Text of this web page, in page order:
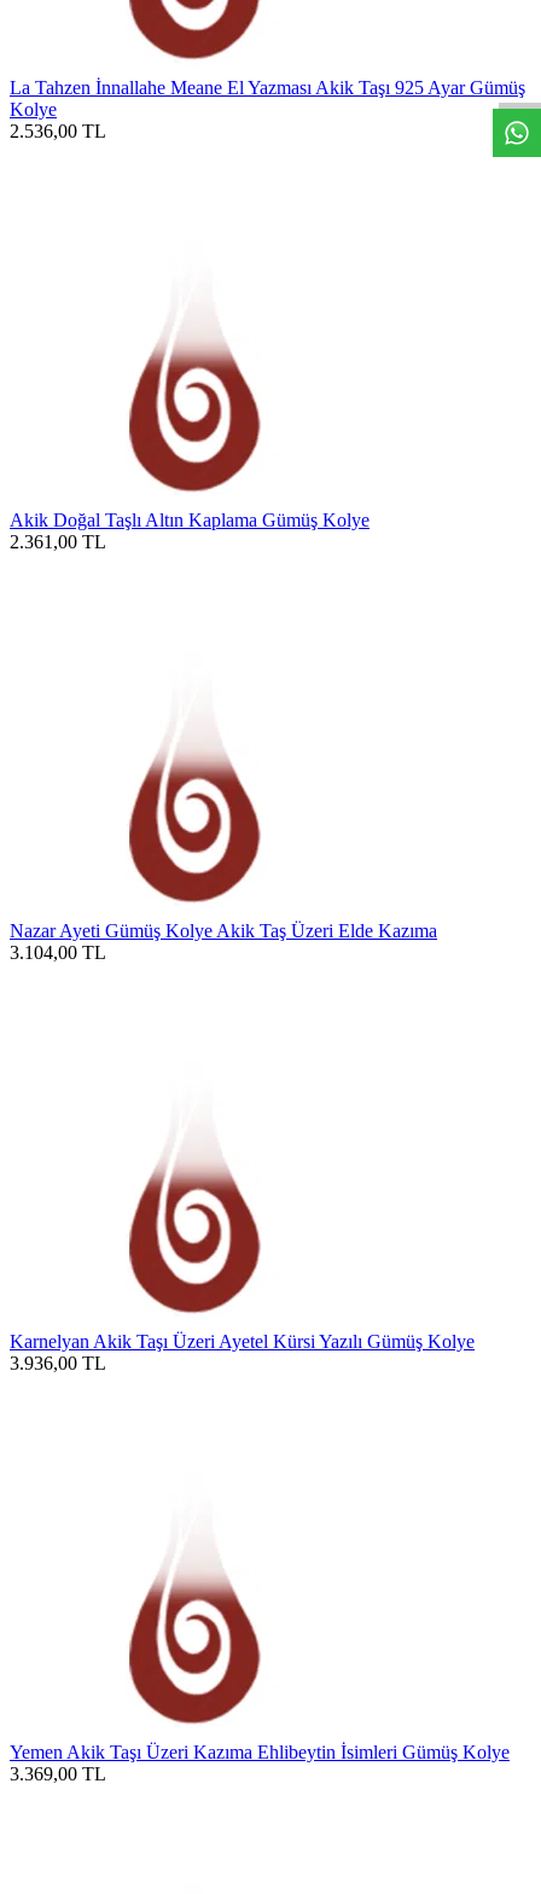
W
h
t
s
a
p
p
D
e
s
t
e
H
a
t
t
La Tahzen İnnallahe Meane El Yazması Akik Taşı 925 Ayar Gümüş
Kolye
2.536,00 TL
Akik Doğal Taşlı Altın Kaplama Gümüş Kolye
2.361,00 TL
Nazar Ayeti Gümüş Kolye Akik Taş Üzeri Elde Kazıma
3.104,00 TL
Karnelyan Akik Taşı Üzeri Ayetel Kürsi Yazılı Gümüş Kolye
3.936,00 TL
Yemen Akik Taşı Üzeri Kazıma Ehlibeytin İsimleri Gümüş Kolye
3.369,00 TL